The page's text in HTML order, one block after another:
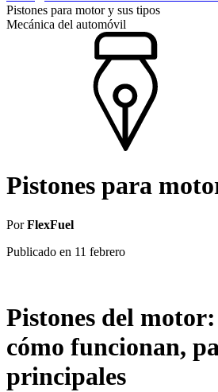
Pistones para motor y sus tipos
Mecánica del automóvil
Pistones para
PorFlexFuel
Publicado en 11 febrero
Pistones del
cómo funcionan,
principales